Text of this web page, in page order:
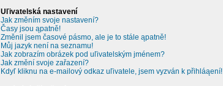
Uľivatelská nastavení
Jak změním svoje nastavení?
Časy jsou ąpatně!
Změnil jsem časové pásmo, ale je to stále ąpatně!
Můj jazyk není na seznamu!
Jak zobrazím obrázek pod uľivatelským jménem?
Jak změní svoje zařazení?
Kdyľ kliknu na e-mailový odkaz uľivatele, jsem vyzván k přihláąení!